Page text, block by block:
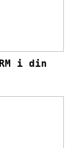
i din